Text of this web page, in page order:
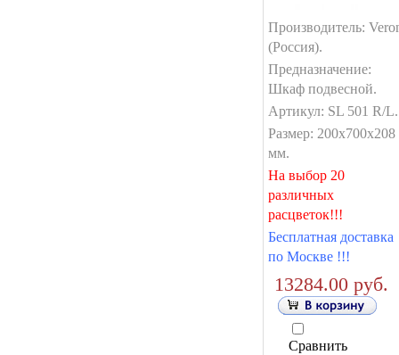
Производитель:
(Россия).
Предназначение:
Шкаф подвесной.
Артикул: SL 501 R/L.
Размер: 200x700x208
мм.
На выбор 20
различных
расцветок!!!
Бесплатная доставка
по Москве !!!
13284.00 руб.
Сравнить